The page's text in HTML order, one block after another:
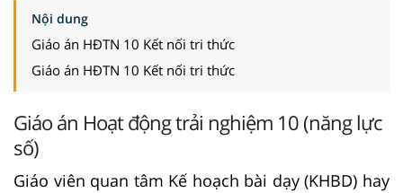
Nội dung
Giáo án HĐTN 10 Kết nối tri thức
Giáo án HĐTN 10 Kết nối tri thức
Giáo án Hoạt động trải nghiệm 10 (năng lực
số)
Giáo viên quan tâm Kế hoạch bài dạy (KHBD) hay